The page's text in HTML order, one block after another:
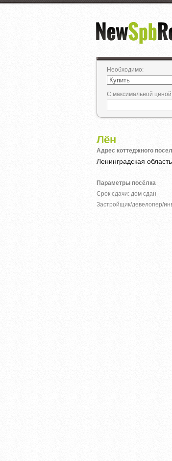
Необходимо:
С максимальной ценой
Лён
Адрес коттеджного
Ленинградская область
Параметры посёлка
Срок сдачи: дом сдан
Застройщик/девелопер/